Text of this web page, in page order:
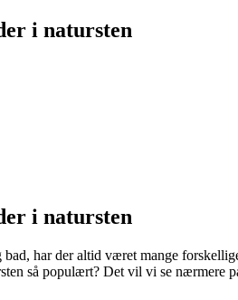
i natursten
i natursten
har der altid været mange
så populært? Det vil vi se nærmere